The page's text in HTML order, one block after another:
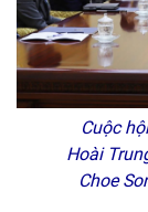
Cuộc
Hoài
Choe